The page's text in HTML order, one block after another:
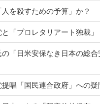
を殺すための予算」か？
「プロレタリアート独裁」
「日米安保なき日本の総
提唱「国民連合政府」への疑